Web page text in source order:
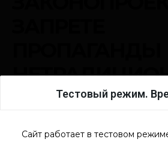
Тестовый режим.
Сайт работает в тестовом